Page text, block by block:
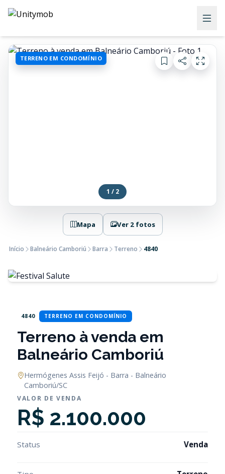
TERRENO EM CONDOMÍNIO
1 / 2
Mapa Ver 2 fotos
Início Balneário Camboriú Barra Terreno 4840
4840 TERRENO EM CONDOMÍNIO
Terreno à venda em
Balneário Camboriú
Hermógenes Assis Feijó - Barra - Balneário
Camboriú/SC
VALOR DE VENDA
R$ 2.100.000
Status Venda